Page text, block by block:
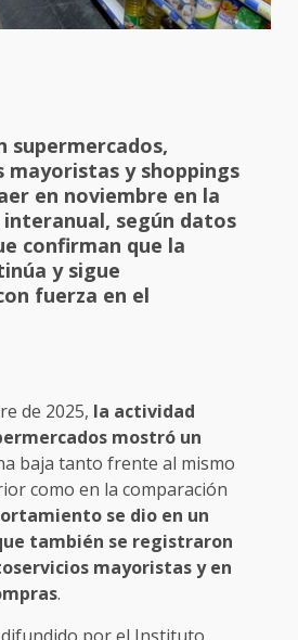
supermercados,
mayoristas y shoppings
en noviembre en la
según datos
confirman que la
y sigue
fuerza en el
de 2025, la actividad
mostró un
baja tanto frente al mismo
como en la comparación
se dio en un
también se registraron
mayoristas y en
.